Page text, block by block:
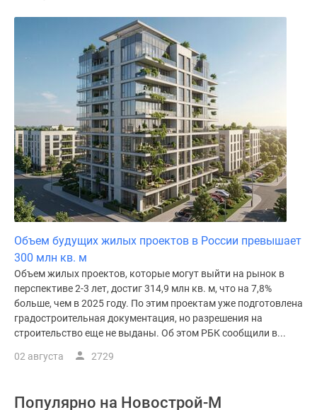
Объем будущих жилых проектов в России превышает
300 млн кв. м
Объем жилых проектов, которые могут выйти на рынок в
перспективе 2-3 лет, достиг 314,9 млн кв. м, что на 7,8%
больше, чем в 2025 году. По этим проектам уже подготовлена
градостроительная документация, но разрешения на
строительство еще не выданы. Об этом РБК сообщили в...
02 августа 2729
Популярно на Новострой-М